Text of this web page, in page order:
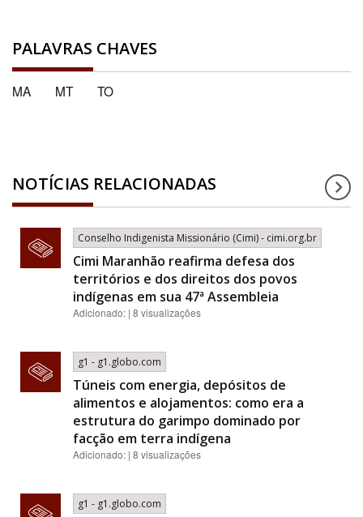
PALAVRAS CHAVES
MA MT TO
NOTÍCIAS RELACIONADAS
Conselho Indigenista Missionário (Cimi) - cimi.org.br
Cimi Maranhão reafirma defesa dos
territórios e dos direitos dos povos
indígenas em sua 47ª Assembleia
Adicionado: | 8 visualizações
g1 - g1.globo.com
Túneis com energia, depósitos de
alimentos e alojamentos: como era a
estrutura do garimpo dominado por
facção em terra indígena
Adicionado: | 8 visualizações
g1 - g1.globo.com